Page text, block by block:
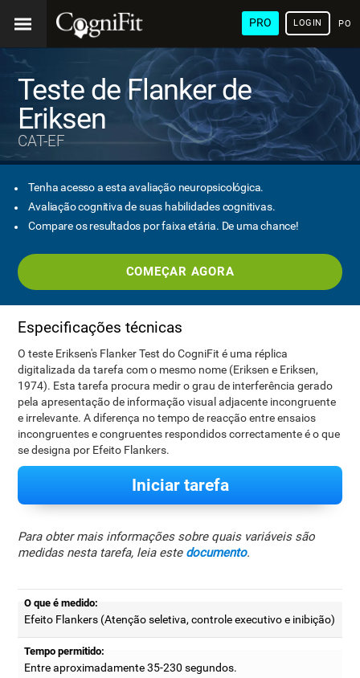
PRO LOGIN
Teste de Flanker de
Eriksen
CAT-EF
Tenha acesso a esta avaliação neuropsicológica.
Avaliação cognitiva de suas habilidades cognitivas.
Compare os resultados por faixa etária. De uma chance!
COMEÇAR AGORA
Especificações técnicas
O teste Eriksen's Flanker Test do CogniFit é uma réplica
digitalizada da tarefa com o mesmo nome (Eriksen e Eriksen,
1974). Esta tarefa procura medir o grau de interferência gerado
pela apresentação de informação visual adjacente incongruente
e irrelevante. A diferença no tempo de reacção entre ensaios
incongruentes e congruentes respondidos correctamente é o que
se designa por Efeito Flankers.
Iniciar tarefa
Para obter mais informações sobre quais variáveis são
medidas nesta tarefa, leia este documento.
O que é medido:
Efeito Flankers (Atenção seletiva, controle executivo e inibição)
Tempo permitido:
Entre aproximadamente 35-230 segundos.